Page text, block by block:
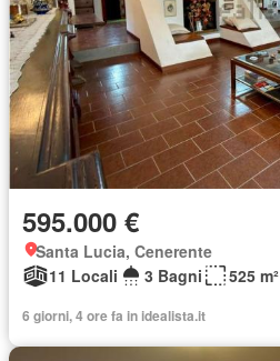
595.000 €
Santa Lucia, Cenerente
11 Locali
3 Bagni 525 m²
6 giorni, 4 ore fa in idealista.it